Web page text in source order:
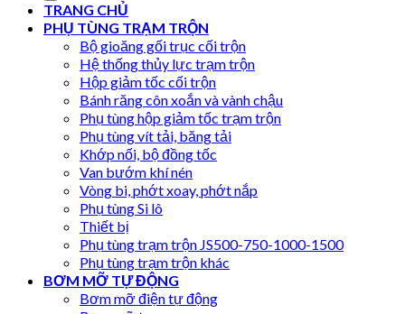
TRANG CHỦ
PHỤ TÙNG TRẠM TRỘN
Bộ gioăng gối trục cối trộn
Hệ thống thủy lực trạm trộn
Hộp giảm tốc cối trộn
Bánh răng côn xoắn và vành chậu
Phụ tùng hộp giảm tốc trạm trộn
Phụ tùng vít tải, băng tải
Khớp nối, bộ đồng tốc
Van bướm khí nén
Vòng bi, phớt xoay, phớt nắp
Phụ tùng Si lô
Thiết bị
Phụ tùng trạm trộn JS500-750-1000-1500
Phụ tùng trạm trộn khác
BƠM MỠ TỰ ĐỘNG
Bơm mỡ điện tự động